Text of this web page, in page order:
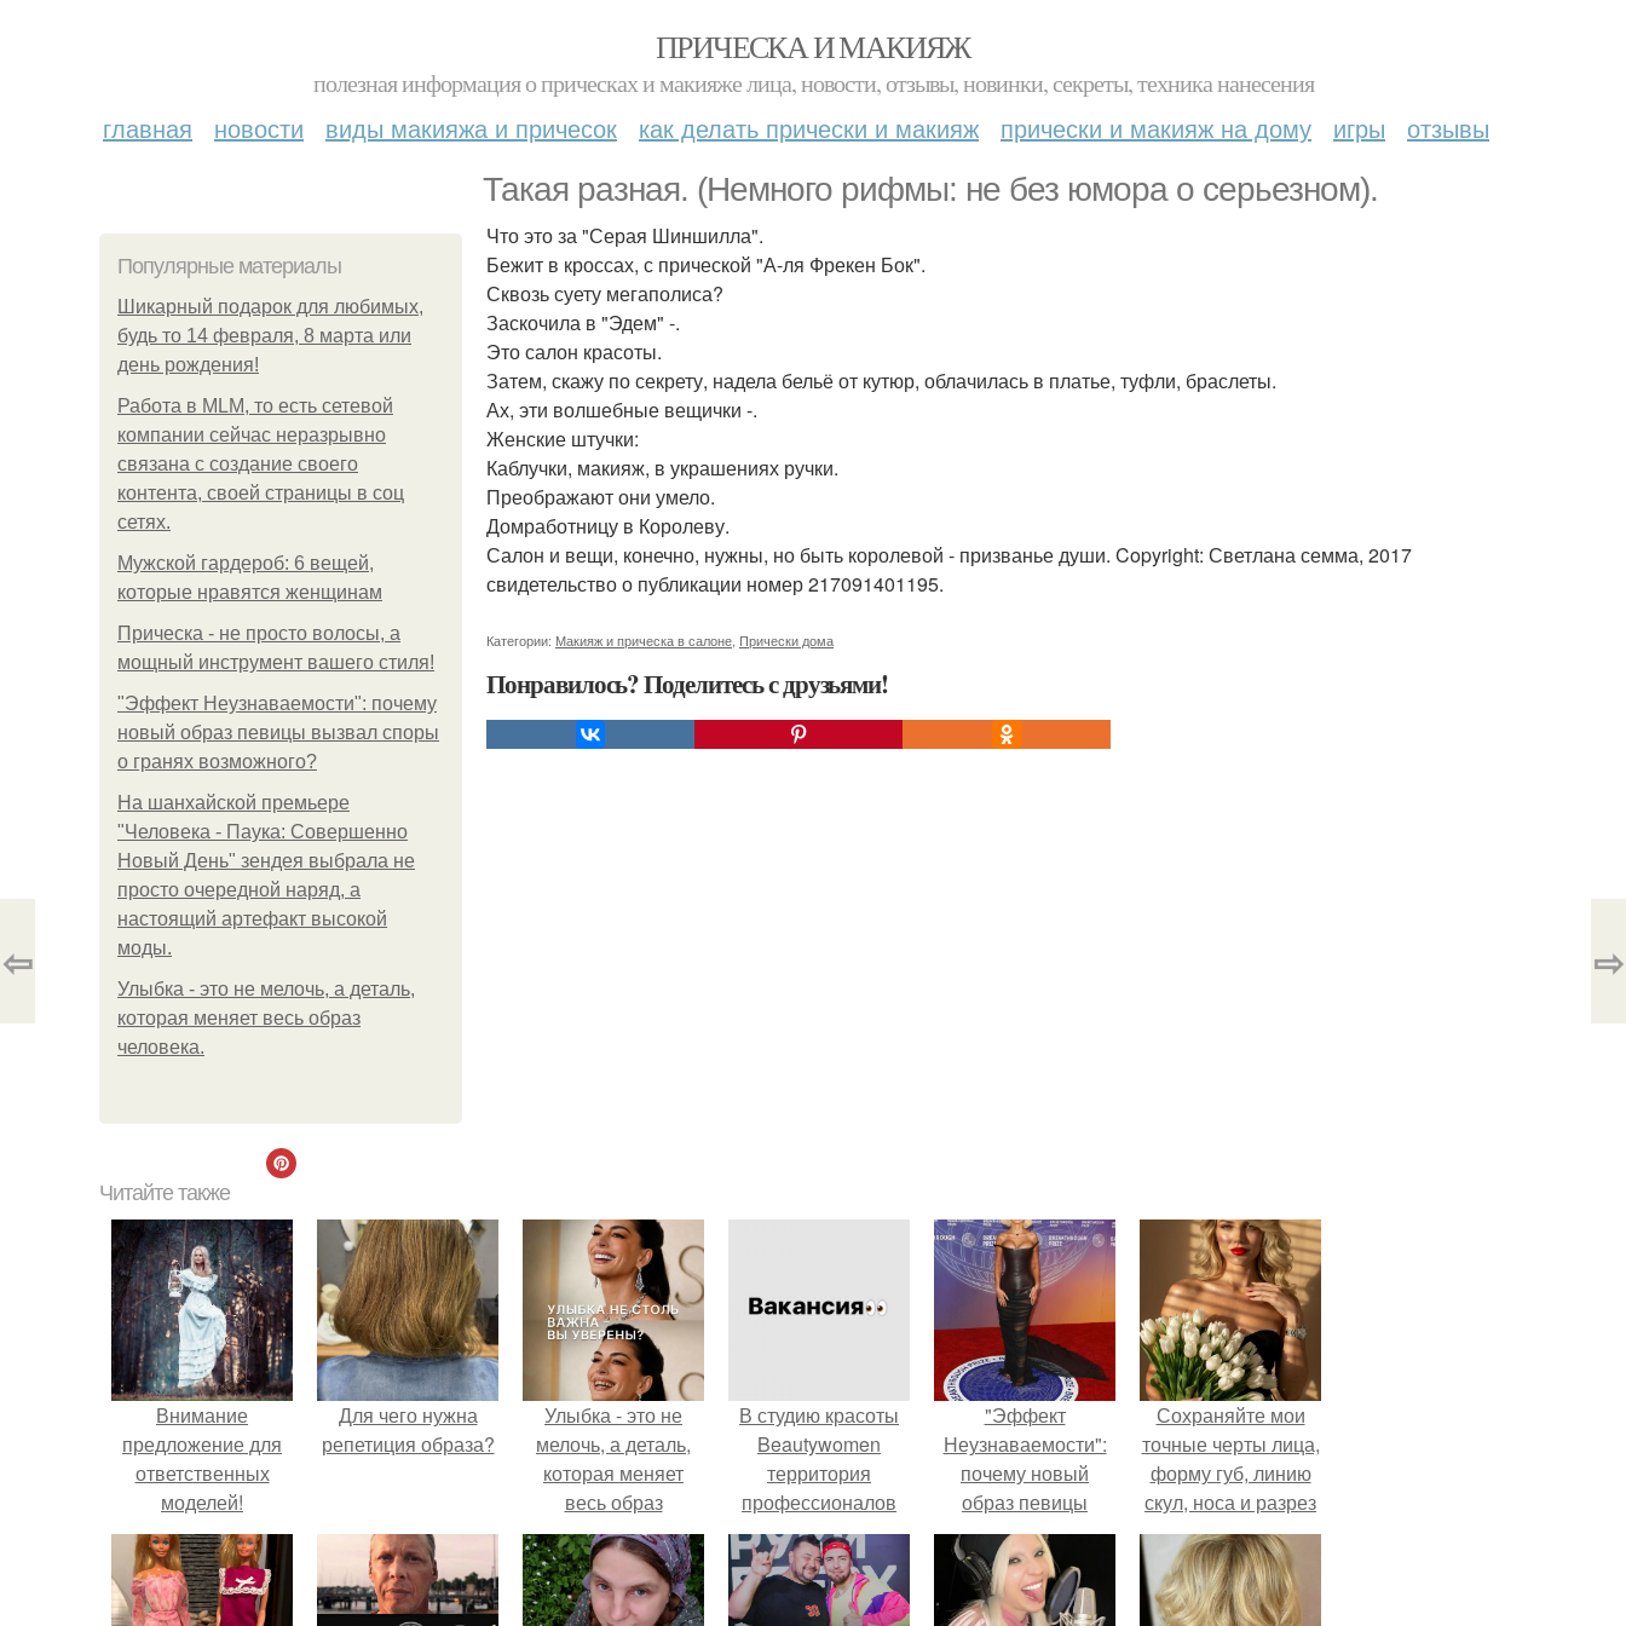
ПРИЧЕСКА И МАКИЯЖ
полезная информация о прическах и макияже лица, новости, отзывы, новинки, секреты, техника нанесения
главная новости виды макияжа и причесок как делать прически и макияж прически и макияж на дому игры отзывы
Такая разная. (Немного рифмы: не без юмора о серьезном).
Популярные материалы
Шикарный подарок для любимых,
будь то 14 февраля, 8 марта или
день рождения!
Работа в MLM, то есть сетевой
компании сейчас неразрывно
связана с создание своего
контента, своей страницы в соц
сетях.
Мужской гардероб: 6 вещей,
которые нравятся женщинам
Прическа - не просто волосы, а
мощный инструмент вашего стиля!
"Эффект Неузнаваемости": почему
новый образ певицы вызвал споры
о гранях возможного?
На шанхайской премьере
"Человека - Паука: Совершенно
Новый День" зендея выбрала не
просто очередной наряд, а
настоящий артефакт высокой
моды.
Улыбка - это не мелочь, а деталь,
которая меняет весь образ
человека.
Что это за "Серая Шиншилла".
Бежит в кроссах, с прической "А-ля Фрекен Бок".
Сквозь суету мегаполиса?
Заскочила в "Эдем" -.
Это салон красоты.
Затем, скажу по секрету, надела бельё от кутюр, облачилась в платье, туфли, браслеты.
Ах, эти волшебные вещички -.
Женские штучки:
Каблучки, макияж, в украшениях ручки.
Преображают они умело.
Домработницу в Королеву.
Салон и вещи, конечно, нужны, но быть королевой - призванье души. Copyright: Светлана семма, 2017
свидетельство о публикации номер 217091401195.
Категории: Макияж и прическа в салоне Прически дома
Понравилось? Поделитесь с друзьями!
⇦ ⇨
Читайте также
Внимание
предложение для
ответственных
моделей!
Для чего нужна
репетиция образа?
Улыбка - это не
мелочь, а деталь,
которая меняет
весь образ
человека.
В студию красоты
Beautywomen
территория
профессионалов
открыты
следующие
вакансии:
"Эффект
Неузнаваемости":
почему новый
образ певицы
вызвал споры о
гранях
возможного?
Сохраняйте мои
точные черты лица,
форму губ, линию
скул, носа и разрез
глаз.